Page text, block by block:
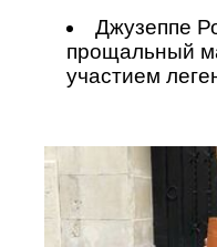
Джузеппе
прощальный
участием